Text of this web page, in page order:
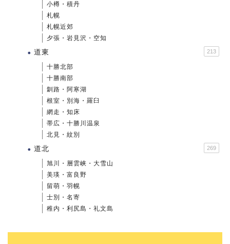
小樽・積丹
札幌
札幌近郊
夕張・岩見沢・空知
道東 213
十勝北部
十勝南部
釧路・阿寒湖
根室・別海・羅臼
網走・知床
帯広・十勝川温泉
北見・紋別
道北 269
旭川・層雲峡・大雪山
美瑛・富良野
留萌・羽幌
士別・名寄
稚内・利尻島・礼文島